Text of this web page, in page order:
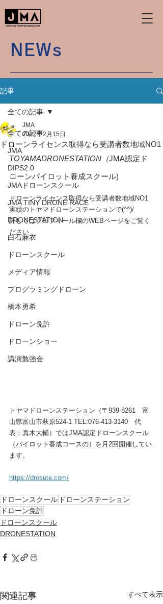
NEWs
記事
全ての記事
JMA
DIPS2.0
JMAドローンスクール
JMA TINY DRONE RACE
DRONESTATION
白石麻衣
ドローンスクール
メディア情報
プログラミングドローン
橋本勇希
ドローン免許
ドローンショー
講演勉強会
全ての記事
ドローンライセンス取得なら受講者数地域NO1
JMA
2022年2月15日
TOYAMADRONESTATION（JMA認定ド
ローンパイロット養成スクール)
ドローンライセンス取得なら受講者数地域NO1
実績のトヤマドローンステーションで(^^)/
詳しくはプロフィール欄のWEBページをご覧く
ださい
トヤマドローンステーション（〒939-8261　富
山県富山市萩原524-1 TEL:076-413-3140　代
表：真木大輔）ではJMA認定ドローンスクール
（パイロット養成コースの）を月2回開催してい
ます。
https://drosute.com/
ドローンスクール ドローンステーション
ドローン免許
ドローンスクール
DRONESTATION
関連記事 すべて表示